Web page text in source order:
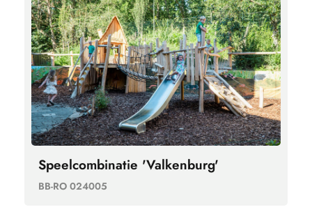
Speelcombinatie 'Valkenburg'
BB-RO 024005